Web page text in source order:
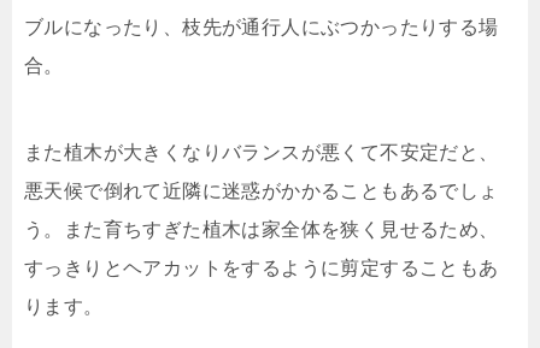
ブルになったり、枝先が通行人にぶつかったりする場
合。
また植木が大きくなりバランスが悪くて不安定だと、
悪天候で倒れて近隣に迷惑がかかることもあるでしょ
う。また育ちすぎた植木は家全体を狭く見せるため、
すっきりとヘアカットをするように剪定することもあ
ります。